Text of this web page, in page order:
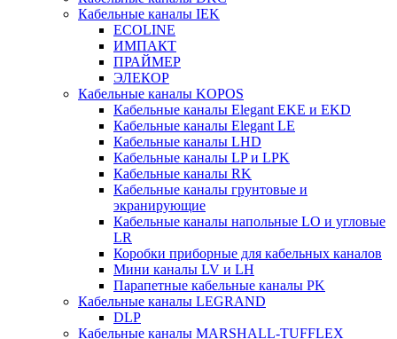
Кабельные каналы IEK
ECOLINE
ИМПАКТ
ПРАЙМЕР
ЭЛЕКОР
Кабельные каналы KOPOS
Кабельные каналы Elegant EKE и EKD
Кабельные каналы Elegant LE
Кабельные каналы LHD
Кабельные каналы LP и LPK
Кабельные каналы RK
Кабельные каналы грунтовые и
экранирующие
Кабельные каналы напольные LO и угловые
LR
Коробки приборные для кабельных каналов
Мини каналы LV и LH
Парапетные кабельные каналы PK
Кабельные каналы LEGRAND
DLP
Кабельные каналы MARSHALL-TUFFLEX